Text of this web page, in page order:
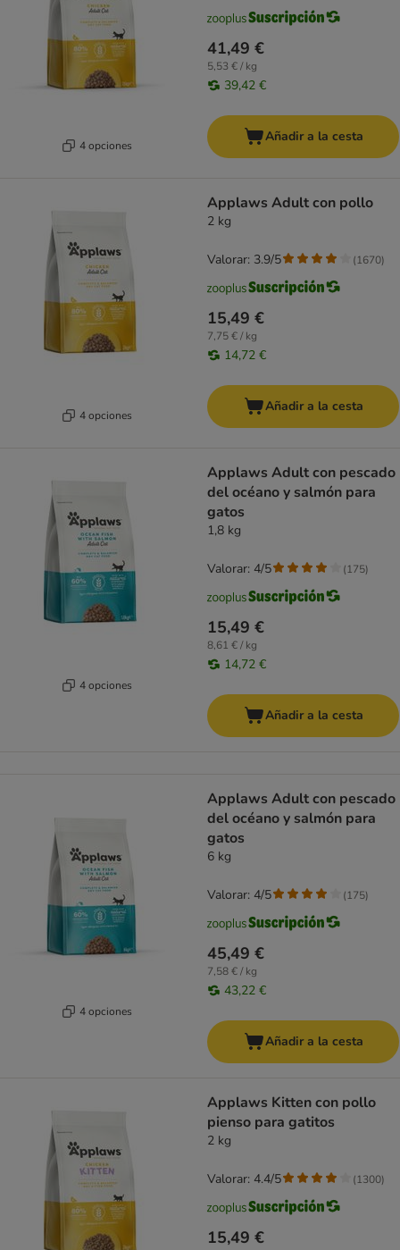
4 opciones
41,49 €
5,53 € / kg
39,42 €
Añadir a la cesta
4 opciones
Applaws Adult con pollo
2 kg
15,49 €
7,75 € / kg
14,72 €
Valorar: 3.9/5 (1670)
Añadir a la cesta
4 opciones
Applaws Adult con pescado
del océano y salmón para
gatos
1,8 kg
15,49 €
8,61 € / kg
14,72 €
Valorar: 4/5 (175)
Añadir a la cesta
4 opciones
Applaws Adult con pescado
del océano y salmón para
gatos
6 kg
45,49 €
7,58 € / kg
43,22 €
Valorar: 4/5 (175)
Añadir a la cesta
Applaws Kitten con pollo
pienso para gatitos
2 kg
15,49 €
Valorar: 4.4/5 (1300)